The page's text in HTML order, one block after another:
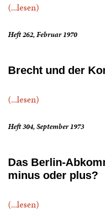
(...lesen)
Heft 262, Februar 1970
Brecht und der
(...lesen)
Heft 304, September 1973
Das Berlin-
minus oder plus?
(...lesen)